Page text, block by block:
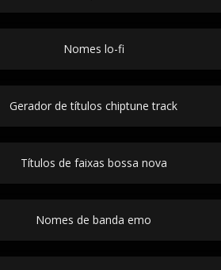
Nomes lo-fi
Gerador de títulos chiptune track
Títulos de faixas bossa nova
Nomes de banda emo